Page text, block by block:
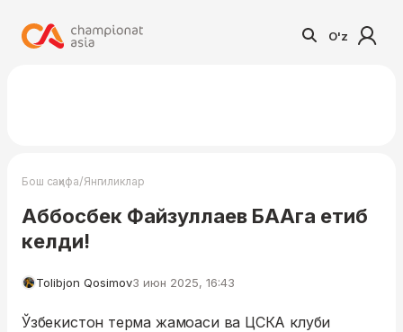
O'z
Бош саҳифа/Янгиликлар
Аббосбек Файзуллаев БААга етиб
келди!
Tolibjon Qosimov3 июн 2025, 16:43
Ўзбекистон терма жамоаси ва ЦСКА клуби